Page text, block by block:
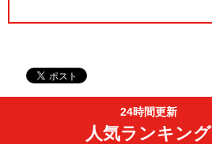
24時間更新
人気ランキング